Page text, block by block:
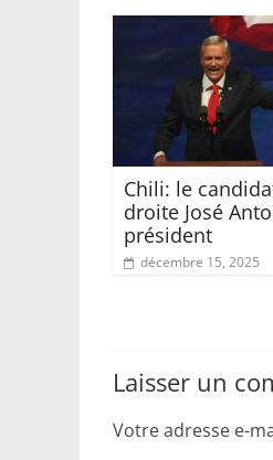
Chili: le
droite José
président
décembre 15, 2025
Laisser un
Votre adresse e-